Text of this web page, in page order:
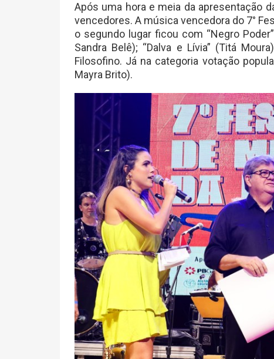
Após uma hora e meia da apresentação
vencedores. A música vencedora do 7°
o segundo lugar ficou com “Negro
Sandra Belê); “Dalva e Lívia” (Titá
Filosofino. Já na categoria votação
Mayra Brito).